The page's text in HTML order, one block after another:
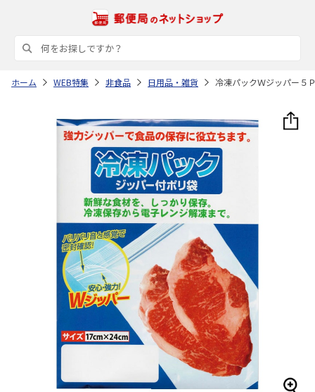
ホーム WEB特集 非食品 日用品・雑貨 冷凍パックＷジッパー５